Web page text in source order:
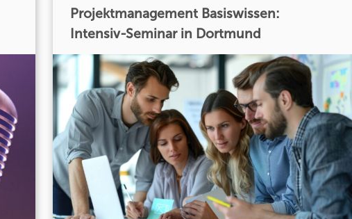
Projektmanagement Basiswissen:
Intensiv-Seminar in Dortmund